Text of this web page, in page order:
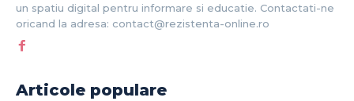
un spatiu digital pentru informare si educatie. Contactati-ne
oricand la adresa: contact@rezistenta-online.ro
Articole populare